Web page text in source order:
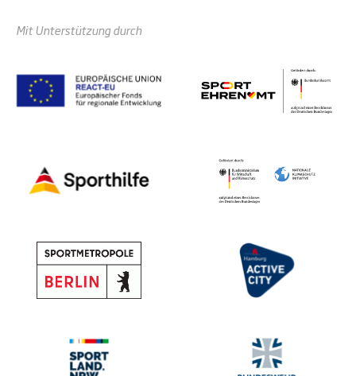
Mit Unterstützung durch